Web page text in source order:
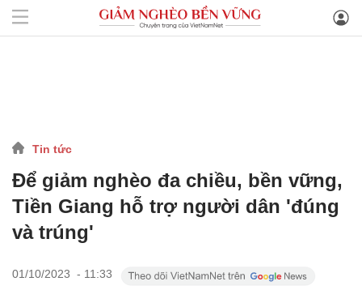
Tin tức
Để giảm nghèo đa chiều, bền vững,
Tiền Giang hỗ trợ người dân 'đúng
và trúng'
01/10/2023 - 11:33